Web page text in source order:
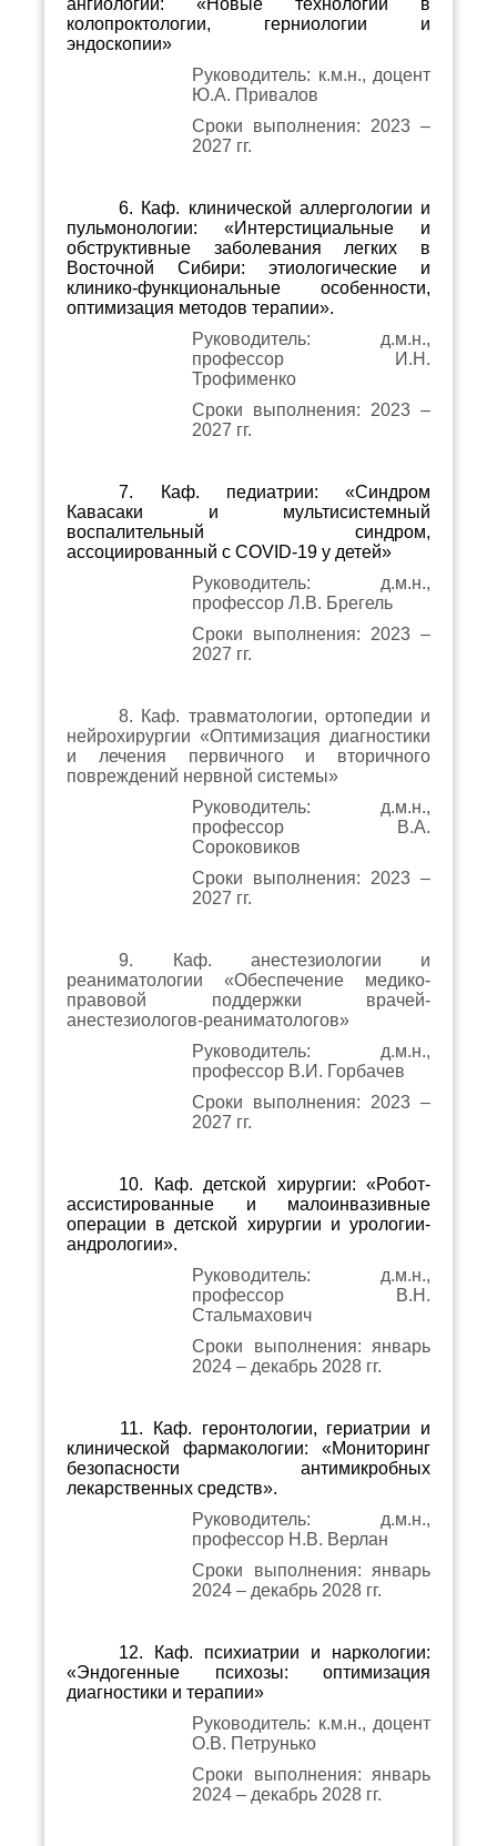
ангиологии: «Новые технологии в
колопроктологии, герниологии и
эндоскопии»
Руководитель: к.м.н., доцент
Ю.А. Привалов
Сроки выполнения: 2023 –
2027 гг.
6. Каф. клинической аллергологии и
пульмонологии: «Интерстициальные и
обструктивные заболевания легких в
Восточной Сибири: этиологические и
клинико-функциональные особенности,
оптимизация методов терапии».
Руководитель: д.м.н.,
профессор И.Н.
Трофименко
Сроки выполнения: 2023 –
2027 гг.
7. Каф. педиатрии: «Синдром
Кавасаки и мультисистемный
воспалительный синдром,
ассоциированный с СОVID-19 у детей»
Руководитель: д.м.н.,
профессор Л.В. Брегель
Сроки выполнения: 2023 –
2027 гг.
8. Каф. травматологии, ортопедии и
нейрохирургии «Оптимизация диагностики
и лечения первичного и вторичного
повреждений нервной системы»
Руководитель: д.м.н.,
профессор В.А.
Сороковиков
Сроки выполнения: 2023 –
2027 гг.
9. Каф. анестезиологии и
реаниматологии «Обеспечение медико-
правовой поддержки врачей-
анестезиологов-реаниматологов»
Руководитель: д.м.н.,
профессор В.И. Горбачев
Сроки выполнения: 2023 –
2027 гг.
10. Каф. детской хирургии: «Робот-
ассистированные и малоинвазивные
операции в детской хирургии и урологии-
андрологии».
Руководитель: д.м.н.,
профессор В.Н.
Стальмахович
Сроки выполнения: январь
2024 – декабрь 2028 гг.
11. Каф. геронтологии, гериатрии и
клинической фармакологии: «Мониторинг
безопасности антимикробных
лекарственных средств».
Руководитель: д.м.н.,
профессор Н.В. Верлан
Сроки выполнения: январь
2024 – декабрь 2028 гг.
12. Каф. психиатрии и наркологии:
«Эндогенные психозы: оптимизация
диагностики и терапии»
Руководитель: к.м.н., доцент
О.В. Петрунько
Сроки выполнения: январь
2024 – декабрь 2028 гг.